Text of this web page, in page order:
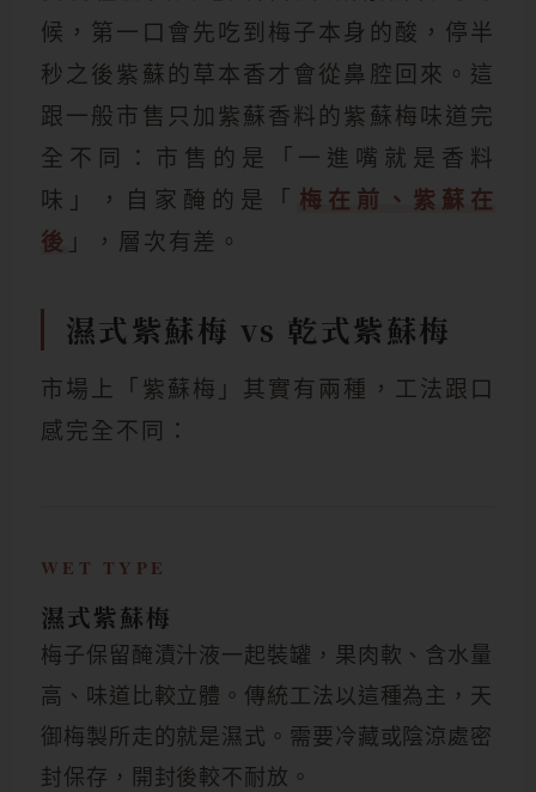
候，第一口會先吃到梅子本身的酸，停半
秒之後紫蘇的草本香才會從鼻腔回來。這
跟一般市售只加紫蘇香料的紫蘇梅味道完
全不同：市售的是「一進嘴就是香料
味」，自家醃的是「
梅在前、紫蘇在
後 」，層次有差。
濕式紫蘇梅 vs 乾式紫蘇梅
市場上「紫蘇梅」其實有兩種，工法跟口
感完全不同：
WET TYPE
濕式紫蘇梅
梅子保留醃漬汁液一起裝罐，果肉軟、含水量
高、味道比較立體。傳統工法以這種為主，天
御梅製所走的就是濕式。需要冷藏或陰涼處密
封保存，開封後較不耐放。